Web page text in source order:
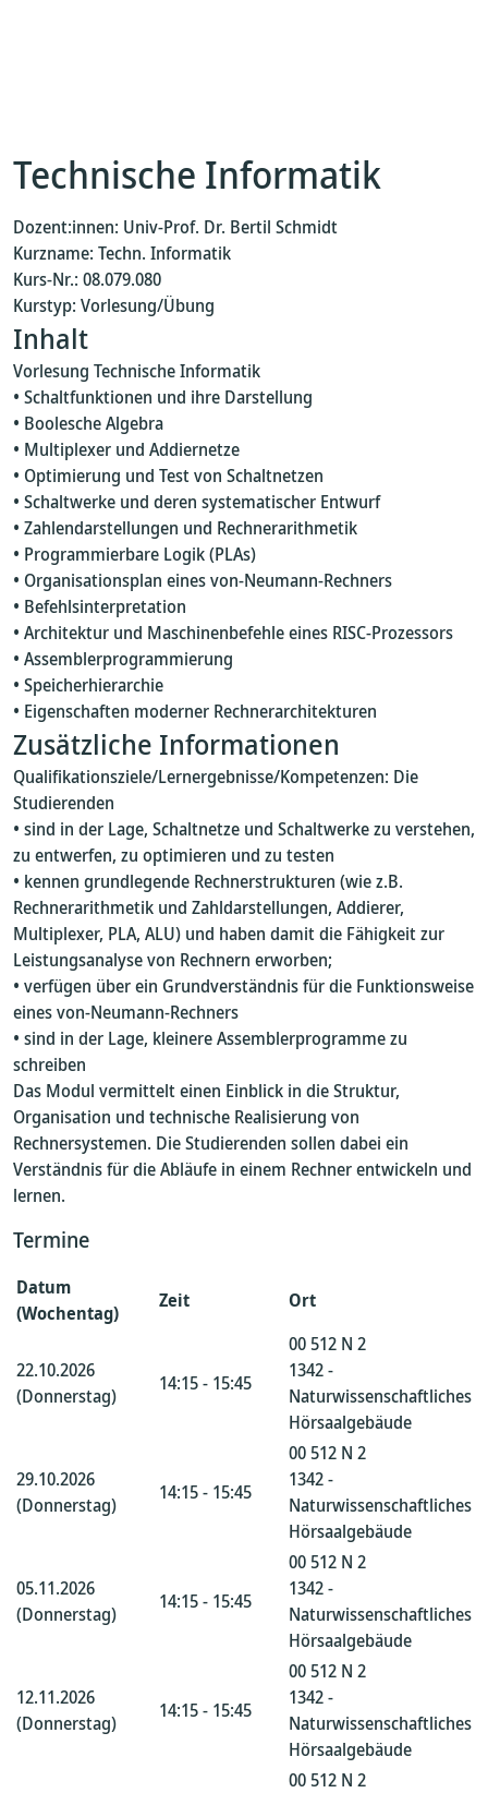
Technische Informatik
Dozent:innen: Univ-Prof. Dr. Bertil Schmidt
Kurzname: Techn. Informatik
Kurs-Nr.: 08.079.080
Kurstyp: Vorlesung/Übung
Inhalt
Vorlesung Technische Informatik
• Schaltfunktionen und ihre Darstellung
• Boolesche Algebra
• Multiplexer und Addiernetze
• Optimierung und Test von Schaltnetzen
• Schaltwerke und deren systematischer Entwurf
• Zahlendarstellungen und Rechnerarithmetik
• Programmierbare Logik (PLAs)
• Organisationsplan eines von-Neumann-Rechners
• Befehlsinterpretation
• Architektur und Maschinenbefehle eines RISC-Prozessors
• Assemblerprogrammierung
• Speicherhierarchie
• Eigenschaften moderner Rechnerarchitekturen
Zusätzliche Informationen
Qualifikationsziele/Lernergebnisse/Kompetenzen: Die
Studierenden
• sind in der Lage, Schaltnetze und Schaltwerke zu verstehen,
zu entwerfen, zu optimieren und zu testen
• kennen grundlegende Rechnerstrukturen (wie z.B.
Rechnerarithmetik und Zahldarstellungen, Addierer,
Multiplexer, PLA, ALU) und haben damit die Fähigkeit zur
Leistungsanalyse von Rechnern erworben;
• verfügen über ein Grundverständnis für die Funktionsweise
eines von-Neumann-Rechners
• sind in der Lage, kleinere Assemblerprogramme zu
schreiben
Das Modul vermittelt einen Einblick in die Struktur,
Organisation und technische Realisierung von
Rechnersystemen. Die Studierenden sollen dabei ein
Verständnis für die Abläufe in einem Rechner entwickeln und
lernen.
Termine
Datum
(Wochentag)
Zeit Ort
22.10.2026
(Donnerstag)
14:15 - 15:45
00 512 N 2
1342 -
Naturwissenschaftliches
Hörsaalgebäude
29.10.2026
(Donnerstag)
14:15 - 15:45
00 512 N 2
1342 -
Naturwissenschaftliches
Hörsaalgebäude
05.11.2026
(Donnerstag)
14:15 - 15:45
00 512 N 2
1342 -
Naturwissenschaftliches
Hörsaalgebäude
12.11.2026
(Donnerstag)
14:15 - 15:45
00 512 N 2
1342 -
Naturwissenschaftliches
Hörsaalgebäude
00 512 N 2